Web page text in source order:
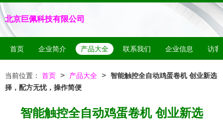
北京巨佩科技有限公司
首页 企业简介 产品大全 联系我们 企业信息 访客
当前位置： 首页 > 产品大全 > 智能触控全自动鸡蛋卷机 创业新选
择，配方无忧，操作简便
智能触控全自动鸡蛋卷机 创业新选